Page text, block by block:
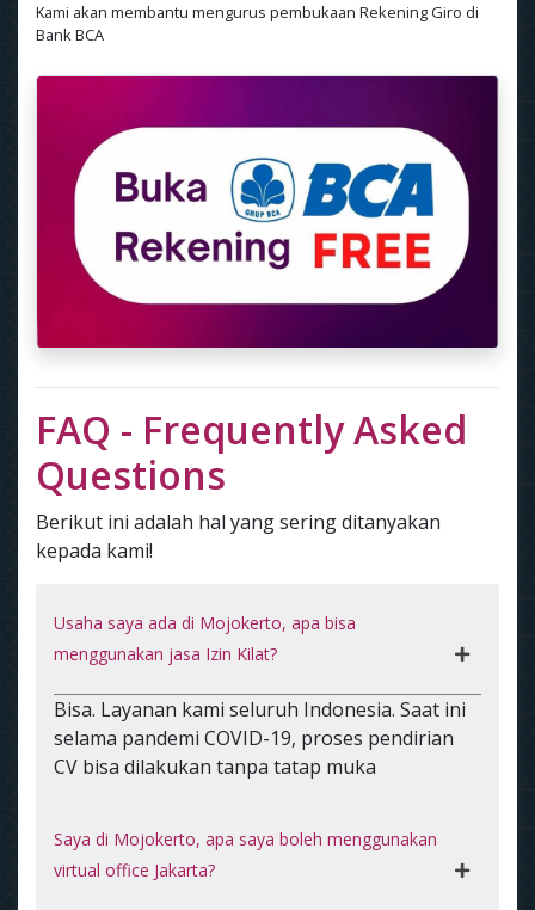
Kami akan membantu mengurus pembukaan Rekening Giro di
Bank BCA
FAQ - Frequently Asked
Questions
Berikut ini adalah hal yang sering ditanyakan
kepada kami!
Usaha saya ada di Mojokerto, apa bisa
menggunakan jasa Izin Kilat?
Bisa. Layanan kami seluruh Indonesia. Saat ini
selama pandemi COVID-19, proses pendirian
CV bisa dilakukan tanpa tatap muka
Saya di Mojokerto, apa saya boleh menggunakan
virtual office Jakarta?